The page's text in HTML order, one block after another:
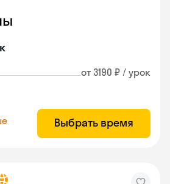
от 3190 ₽ / урок
Выбрать время